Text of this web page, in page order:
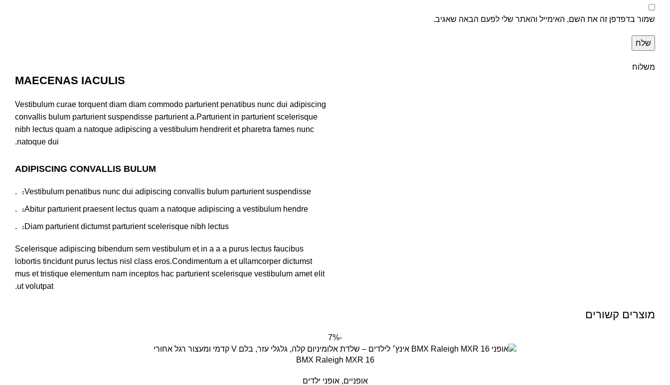
שמור בדפדפן זה את השם, האימייל והאתר שלי לפעם הבאה שאגיב.
משלוח
MAECENAS IACULIS
Vestibulum curae torquent diam diam commodo parturient penatibus nunc dui adipiscing
convallis bulum parturient suspendisse parturient a.Parturient in parturient scelerisque
nibh lectus quam a natoque adipiscing a vestibulum hendrerit et pharetra fames nunc
natoque dui.
ADIPISCING CONVALLIS BULUM
Vestibulum penatibus nunc dui adipiscing convallis bulum parturient suspendisse.
Abitur parturient praesent lectus quam a natoque adipiscing a vestibulum hendre.
Diam parturient dictumst parturient scelerisque nibh lectus.
Scelerisque adipiscing bibendum sem vestibulum et in a a a purus lectus faucibus
lobortis tincidunt purus lectus nisl class eros.Condimentum a et ullamcorper dictumst
mus et tristique elementum nam inceptos hac parturient scelerisque vestibulum amet elit
ut volutpat.
מוצרים קשורים
-7%
BMX Raleigh MXR 16
אופניים,אופני ילדים